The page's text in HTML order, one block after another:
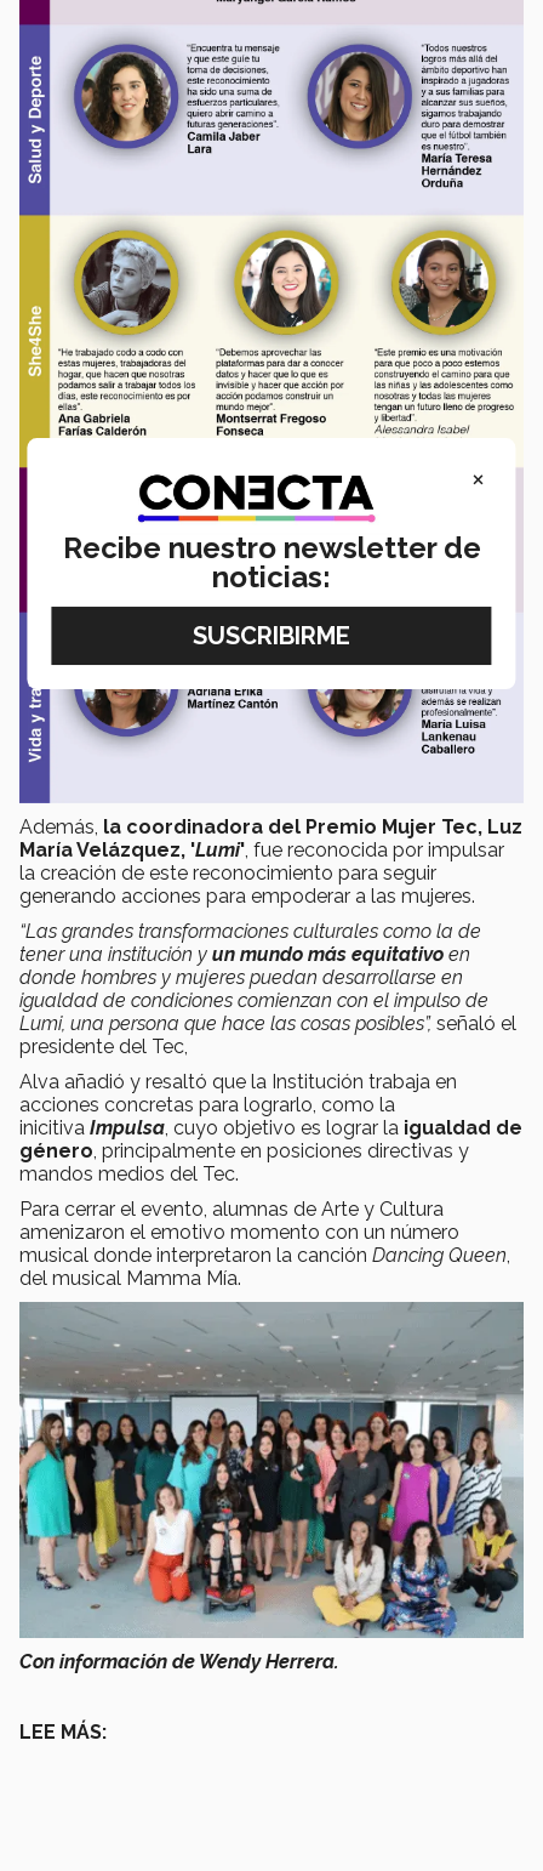
Además, la coordinadora del Premio Mujer Tec, Luz
María Velázquez, 'Lumi', fue reconocida por impulsar
la creación de este reconocimiento para seguir
generando acciones para empoderar a las mujeres.
“Las grandes transformaciones culturales como la de
tener una institución y un mundo más equitativo en
donde hombres y mujeres puedan desarrollarse en
igualdad de condiciones comienzan con el impulso de
Lumi, una persona que hace las cosas posibles”, señaló el
presidente del Tec,
Alva añadió y resaltó que la Institución trabaja en
acciones concretas para lograrlo, como la
inicitiva Impulsa, cuyo objetivo es lograr la igualdad de
género, principalmente en posiciones directivas y
mandos medios del Tec.
Para cerrar el evento, alumnas de Arte y Cultura
amenizaron el emotivo momento con un número
musical donde interpretaron la canción Dancing Queen,
del musical Mamma Mía.
Con información de Wendy Herrera.
LEE MÁS:
×
Recibe nuestro newsletter de
noticias: